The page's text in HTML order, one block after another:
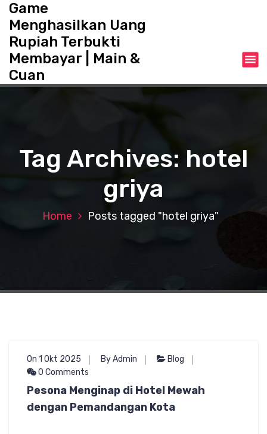
c
Game
Menghasilkan Uang
Rupiah Terbukti
Membayar | Main &
Cuan
Tag Archives: hotel
griya
Home Posts tagged "hotel griya"
On 1 Okt 2025 By Admin
Blog
0 Comments
Pesona Menginap di Hotel Mewah
dengan Pemandangan Kota